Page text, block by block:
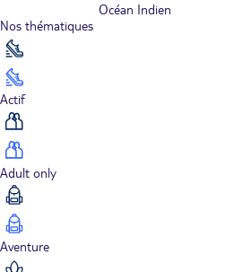
Océan Indien
Nos thématiques
Actif
Adult only
Aventure